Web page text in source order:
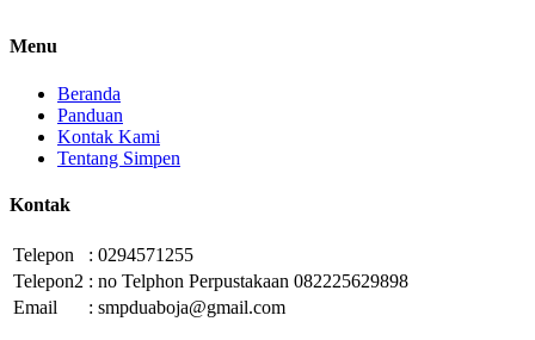
Menu
Beranda
Panduan
Kontak Kami
Tentang Simpen
Kontak
Telepon : 0294571255
Telepon2 : no Telphon Perpustakaan 082225629898
Email
: smpduaboja@gmail.com